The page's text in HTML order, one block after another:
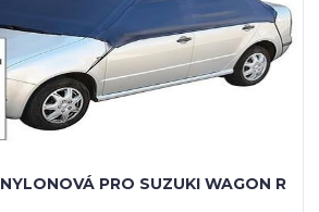
PRO SUZUKI WAGON R